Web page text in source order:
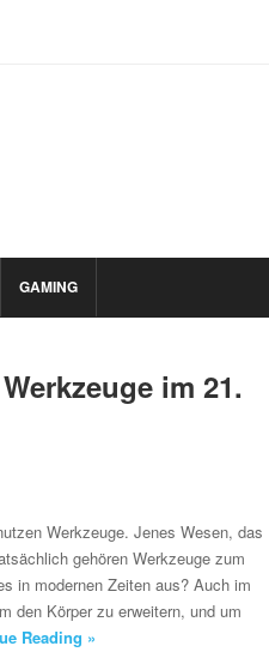
GAMING
im 21.
Werkzeuge. Jenes Wesen, das
gehören Werkzeuge zum
in modernen Zeiten aus? Auch im
den Körper zu erweitern, und um
Reading »